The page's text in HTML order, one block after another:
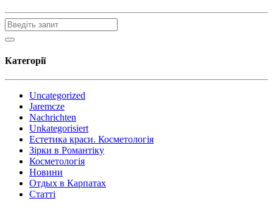
Категорії
Uncategorized
Jaremcze
Nachrichten
Unkategorisiert
Естетика краси. Косметологія
Зірки в Романтіку
Косметологія
Новини
Отдых в Карпатах
Статті